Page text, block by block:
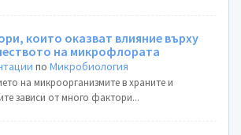
които оказват влияние върху
на микрофлората
поМикробиология
на микроорганизмите в храните и
зависи от много фактори...